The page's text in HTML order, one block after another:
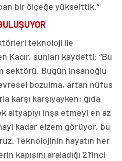
bir ölçeğe yükselttik.”
teknoloji ile
Kacır, şunları kaydetti: “Bu
sektörü. Bugün insanoğlu
bozulma, artan nüfus
karşı karşıyayken; gıda
altyapıyı inşa etmeyi en az
kadar elzem görüyor, bu
Teknolojinin hayatın her
kapısını araladığı 21’inci